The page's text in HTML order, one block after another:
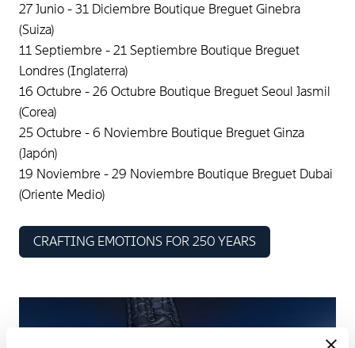
27 Junio - 31 Diciembre Boutique Breguet Ginebra
(Suiza)
11 Septiembre - 21 Septiembre Boutique Breguet
Londres (Inglaterra)
16 Octubre - 26 Octubre Boutique Breguet Seoul Jasmil
(Corea)
25 Octubre - 6 Noviembre Boutique Breguet Ginza
(Japón)
19 Noviembre - 29 Noviembre Boutique Breguet Dubai
(Oriente Medio)
CRAFTING EMOTIONS FOR 250 YEARS